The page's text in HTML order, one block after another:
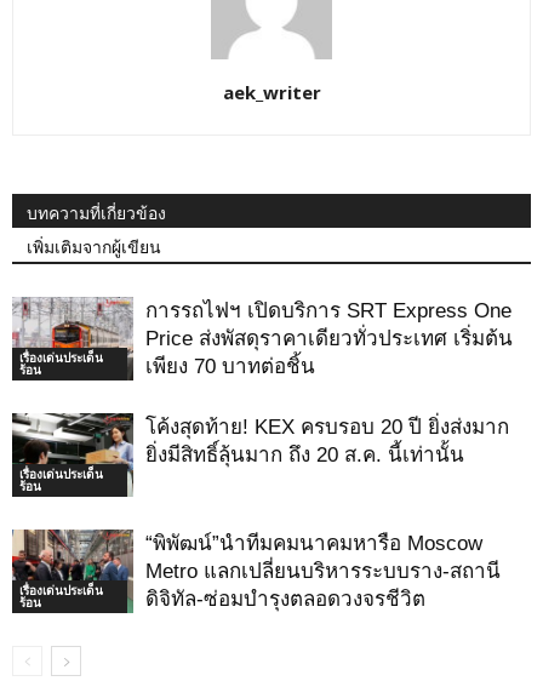
aek_writer
บทความที่เกี่ยวข้อง
เพิ่มเติมจากผู้เขียน
เรื่องเด่นประเด็น
ร้อน
การรถไฟฯ เปิดบริการ SRT Express One
Price ส่งพัสดุราคาเดียวทั่วประเทศ เริ่มต้น
เพียง 70 บาทต่อชิ้น
เรื่องเด่นประเด็น
ร้อน
โค้งสุดท้าย! KEX ครบรอบ 20 ปี ยิ่งส่งมาก
ยิ่งมีสิทธิ์ลุ้นมาก ถึง 20 ส.ค. นี้เท่านั้น
เรื่องเด่นประเด็น
ร้อน
“พิพัฒน์”นำทีมคมนาคมหารือ Moscow
Metro แลกเปลี่ยนบริหารระบบราง-สถานี
ดิจิทัล-ซ่อมบำรุงตลอดวงจรชีวิต